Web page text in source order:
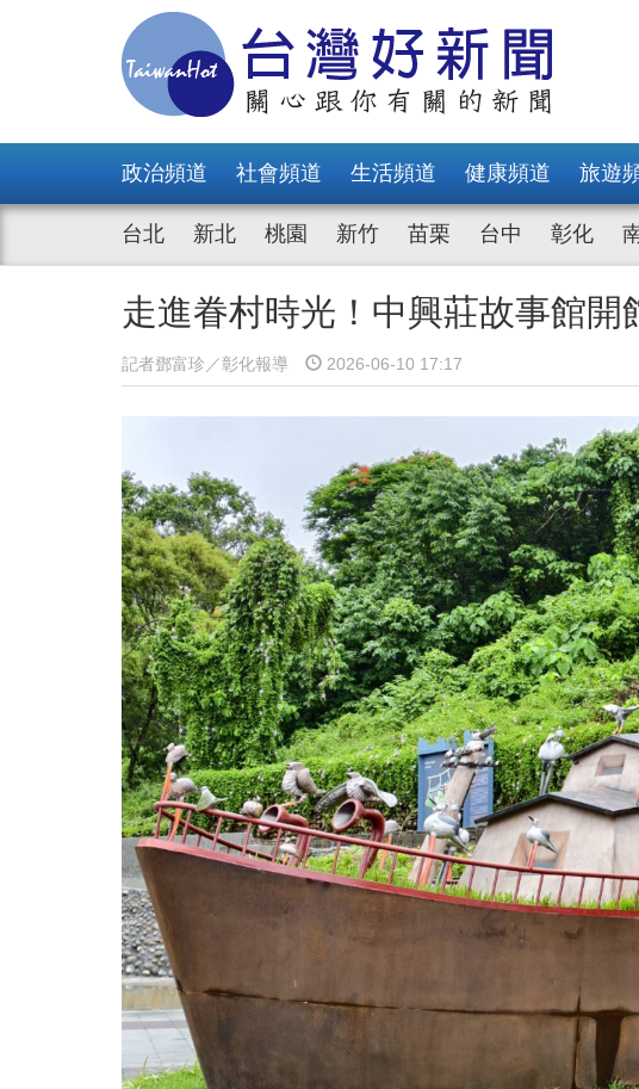
政治頻道 社會頻道 生活頻道 健康頻道 旅遊
台北 新北 桃園 新竹 苗栗 台中 彰化
走進眷村時光！中興莊故事館
記者鄧富珍／彰化報導 2026-06-10 17:17